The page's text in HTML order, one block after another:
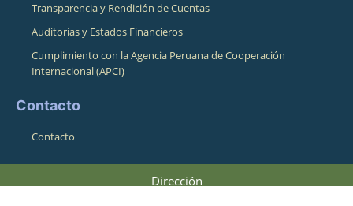
Transparencia y Rendición de Cuentas
Auditorías y Estados Financieros
Cumplimiento con la Agencia Peruana de Cooperación
Internacional (APCI)
Contacto
Contacto
Dirección